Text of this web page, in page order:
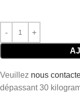
Veuillez nous
dépassant 30